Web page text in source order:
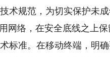
规范，为切实保护未成
网络，在安全底线之上
标准。在移动终端，明